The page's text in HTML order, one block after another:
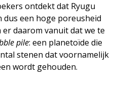
ontdekt dat Ryugu
dus een hoge poreusheid
daarom vanuit dat we te
pile: een planetoïde die
stenen dat voornamelijk
wordt gehouden.